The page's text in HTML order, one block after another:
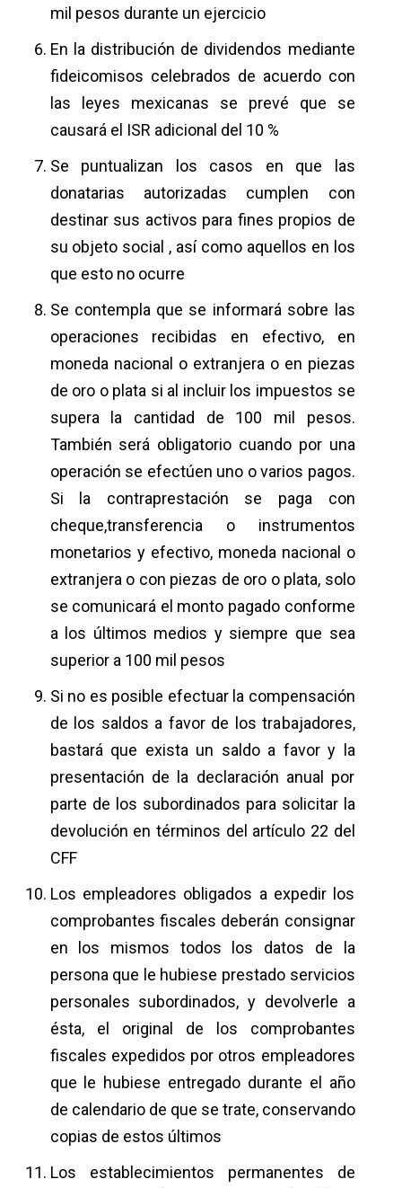
mil pesos durante un ejercicio
En la distribución de dividendos mediante
fideicomisos celebrados de acuerdo con
las leyes mexicanas se prevé que se
causará el ISR adicional del 10 %
Se puntualizan los casos en que las
donatarias autorizadas cumplen con
destinar sus activos para fines propios de
su objeto social , así como aquellos en los
que esto no ocurre
Se contempla que se informará sobre las
operaciones recibidas en efectivo, en
moneda nacional o extranjera o en piezas
de oro o plata si al incluir los impuestos se
supera la cantidad de 100 mil pesos.
También será obligatorio cuando por una
operación se efectúen uno o varios pagos.
Si la contraprestación se paga con
cheque,transferencia o instrumentos
monetarios y efectivo, moneda nacional o
extranjera o con piezas de oro o plata, solo
se comunicará el monto pagado conforme
a los últimos medios y siempre que sea
superior a 100 mil pesos
Si no es posible efectuar la compensación
de los saldos a favor de los trabajadores,
bastará que exista un saldo a favor y la
presentación de la declaración anual por
parte de los subordinados para solicitar la
devolución en términos del artículo 22 del
CFF
Los empleadores obligados a expedir los
comprobantes fiscales deberán consignar
en los mismos todos los datos de la
persona que le hubiese prestado servicios
personales subordinados, y devolverle a
ésta, el original de los comprobantes
fiscales expedidos por otros empleadores
que le hubiese entregado durante el año
de calendario de que se trate, conservando
copias de estos últimos
Los establecimientos permanentes de